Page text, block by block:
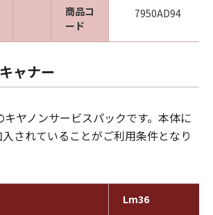
商品コ
ード
7950AD94
ャナー
キヤノンサービスパックです。本体に
されていることがご利用条件となり
Lm36